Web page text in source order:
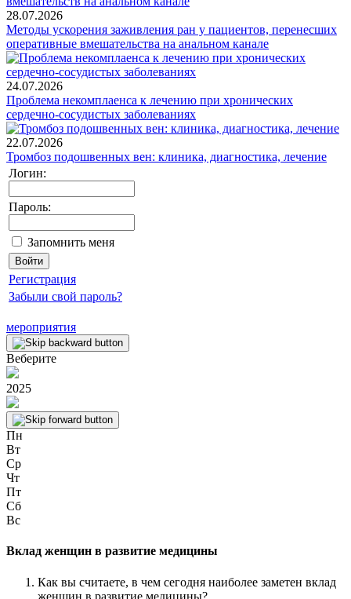
28.07.2026
Методы ускорения заживления ран у пациентов, перенесших
оперативные вмешательства на анальном канале
24.07.2026
Проблема некомплаенса к лечению при хронических
сердечно-сосудистых заболеваниях
22.07.2026
Тромбоз подошвенных вен: клиника, диагностика, лечение
Логин:
Пароль:
Запомнить меня
Регистрация
Забыли свой пароль?
мероприятия
Веберите
2025
Пн
Вт
Ср
Чт
Пт
Сб
Вс
Вклад женщин в развитие медицины
Как вы считаете, в чем сегодня наиболее заметен вклад
женщин в развитие медицины?